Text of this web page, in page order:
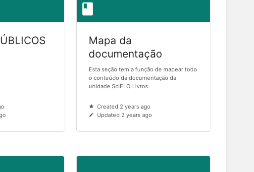
Mapa da
documentação
Esta seção tem a função de mapear todo
o conteúdo da documentação da
unidade SciELO Livros.
Created 2 years ago
Updated 2 years ago